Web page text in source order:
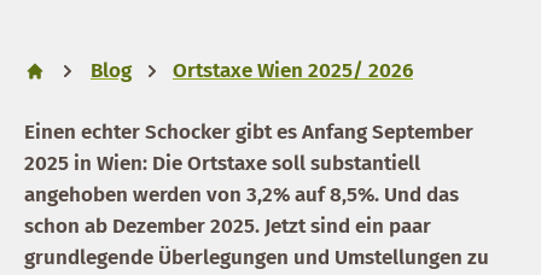
Blog Ortstaxe Wien 2025/ 2026
Einen echter Schocker gibt es Anfang September
2025 in Wien: Die Ortstaxe soll substantiell
angehoben werden von 3,2% auf 8,5%. Und das
schon ab Dezember 2025. Jetzt sind ein paar
grundlegende Überlegungen und Umstellungen zu